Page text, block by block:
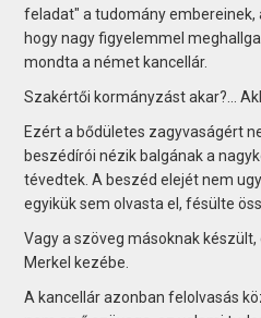
feladat" a tudomány embereinek,
hogy nagy figyelemmel
mondta a német kancellár.
Szakértői kormányzást akar?...
Ezért a bődületes zagyvaságért
beszédírói nézik balgának a
tévedtek. A beszéd elejét nem
egyikük sem olvasta el, fésülte
Vagy a szöveg másoknak
Merkel kezébe.
A kancellár azonban felolvasás